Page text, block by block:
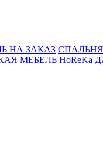
НА ЗАКАЗ СПАЛЬНЯ
МЕБЕЛЬ HoReKa